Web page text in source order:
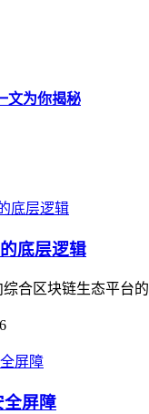
文为你揭秘
底层逻辑
合区块链生态平台
全屏障